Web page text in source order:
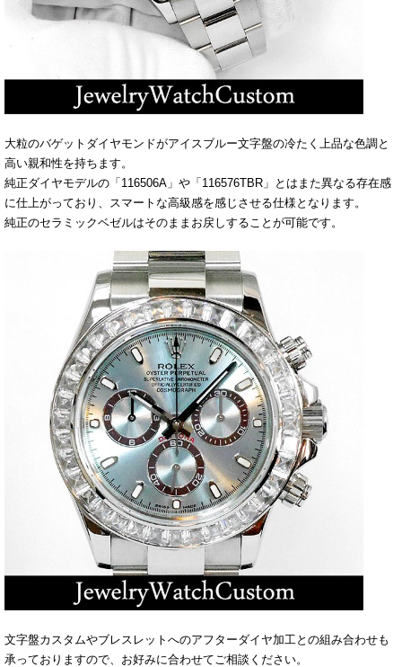
大粒のバゲットダイヤモンドがアイスブルー文字盤の冷たく上品な色調と
高い親和性を持ちます。
純正ダイヤモデルの「116506A」や「116576TBR」とはまた異なる存在感
に仕上がっており、スマートな高級感を感じさせる仕様となります。
純正のセラミックベゼルはそのままお戻しすることが可能です。
文字盤カスタムやブレスレットへのアフターダイヤ加工との組み合わせも
承っておりますので、お好みに合わせてご相談ください。